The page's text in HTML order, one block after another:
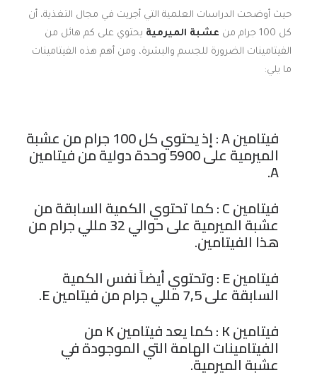
حيث أوضحت الدراسات العلمية التي أجريت في مجال التغذية، أن
كل 100 جرام من
عشبة الميرمية يحتوي على كم هائل من
الفيتامينات الضرورة للجسم والبشرة، ومن أهم هذه الفيتامينات
ما يلي:
فيتامين A : إذ يحتوي كل 100 جرام من عشبة
الميرمية على 5900 وحدة دولية من فيتامين
A.
فيتامين C : كما تحتوي الكمية السابقة من
عشبة الميرمية على حوالي 32 مللي جرام من
هذا الفيتامين.
فيتامين E : وتحتوي أيضاً نفس الكمية
السابقة على 7,5 مللي جرام من فيتامين E.
فيتامين K : كما يعد فيتامين K من
الفيتامينات الهامة التي الموجودة في
عشبة الميرمية.